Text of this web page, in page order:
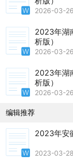
2026-03-26
2023年湖
析版）
2026-03-26
2023年湖
析版）
2026-03-26
编辑推荐
2023年安
2023-03-28